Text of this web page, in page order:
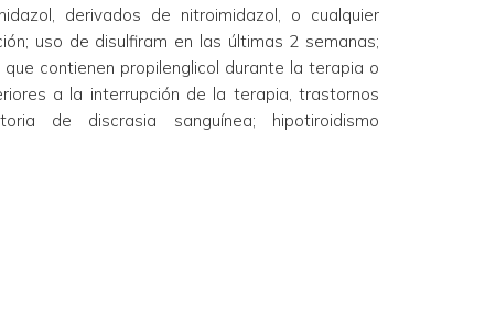
derivados de nitroimidazol, o cualquier
uso de disulfiram en las últimas 2 semanas;
contienen propilenglicol durante la terapia o
a la interrupción de la terapia, trastornos
de discrasia sanguínea; hipotiroidismo